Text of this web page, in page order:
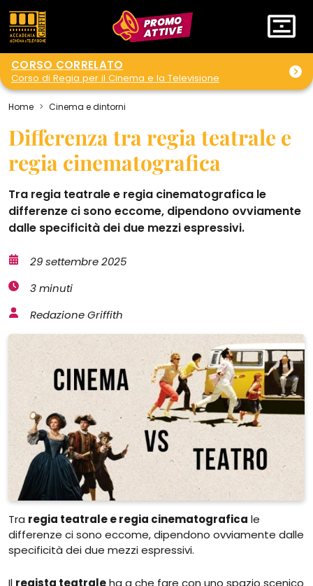
PROMO
ATTIVE
CORSO CORRELATO
Corso di Regia per il Cinema e la Televisione
Home Cinema e dintorni
Differenza tra regia teatrale e
regia cinematografica
Tra regia teatrale e regia cinematografica le
differenze ci sono eccome, dipendono ovviamente
dalle specificità dei due mezzi espressivi.
29 settembre 2025
3 minuti
Redazione Griffith
Tra regia teatrale e regia cinematografica le
differenze ci sono eccome, dipendono ovviamente dalle
specificità dei due mezzi espressivi.
Il regista teatraleha a che fare con uno spazio scenico